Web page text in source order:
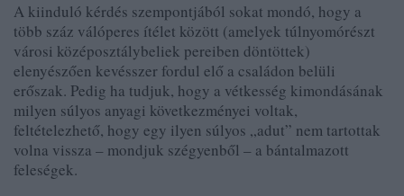
A kiinduló kérdés szempontjából sokat mondó, hogy a
több száz válóperes ítélet között (amelyek túlnyomórészt
városi középosztálybeliek pereiben döntöttek)
elenyészően kevésszer fordul elő a családon belüli
erőszak. Pedig ha tudjuk, hogy a vétkesség kimondásának
milyen súlyos anyagi következményei voltak,
feltételezhető, hogy egy ilyen súlyos „adut” nem tartottak
volna vissza – mondjuk szégyenből – a bántalmazott
feleségek.